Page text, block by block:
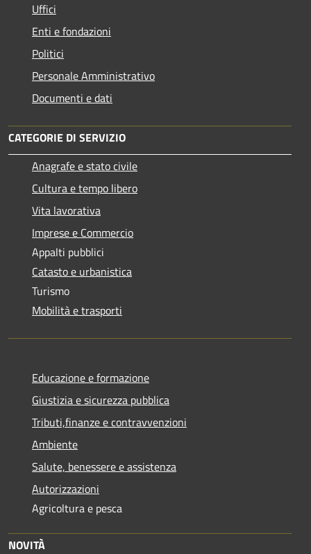
Uffici
Enti e fondazioni
Politici
Personale Amministrativo
Documenti e dati
CATEGORIE DI SERVIZIO
Anagrafe e stato civile
Cultura e tempo libero
Vita lavorativa
Imprese e Commercio
Appalti pubblici
Catasto e urbanistica
Turismo
Mobilità e trasporti
Educazione e formazione
Giustizia e sicurezza pubblica
Tributi,finanze e contravvenzioni
Ambiente
Salute, benessere e assistenza
Autorizzazioni
Agricoltura e pesca
NOVITÀ